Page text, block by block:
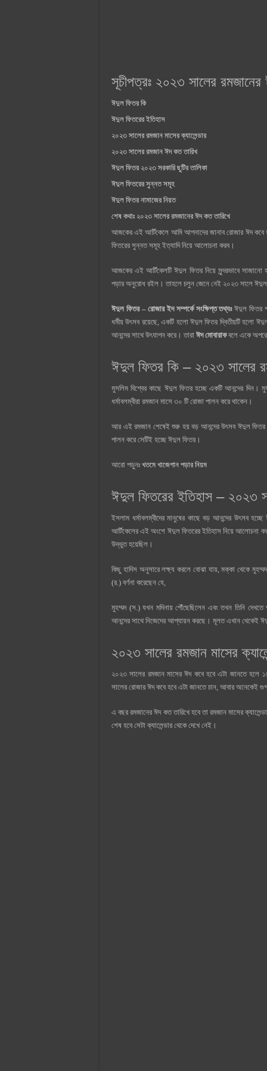
সূচীপত্রঃ ২০২৩ সালের
ঈদুল ফিতর কি
ঈদুল ফিতরের ইতিহাস
২০২৩ সালের রমজান মাসের ক্যালেন্ডার
২০২৩ সালের রমজান ঈদ কত তারিখ
ঈদুল ফিতর ২০২৩ সরকারি ছুটির তালিকা
ঈদুল ফিতরের সুন্নত সমূহ
ঈদুল ফিতর নামাজের নিয়ত
শেষ কথাঃ ২০২৩ সালের রমজানের ঈদ কত তারিখে
আজকের এই আর্টিকেলে আমি আপনাদের জানাব রোজার ঈদ
ফিতরের সুন্নত সমূহ ইত্যাদি নিয়ে আলোচনা করব।
আজকের এই আর্টিকেলটি ঈদুল ফিতর নিয়ে সুন্দরভাবে
পড়ার অনুরোধ রইল। তাহলে চলুন জেনে নেই ২০২৩ সালে ঈদুল
ঈদুল ফিতর – রোজার ইদ সম্পর্কে সংক্ষিপ্ত তথ্যঃঈদুল ফিতর
ধর্মীয় উৎসব রয়েছে, একটি হলো ঈদুল ফিতর দ্বিতীয়টি হলো
আনন্দের সাথে উৎযাপন করে। তারা ঈদ মোবারাকবলে একে
ঈদুল ফিতর কি – ২০২৩ সালের
মুসলিম বিশ্বের কাছে ঈদুল ফিতর হচ্ছে একটি আনন্দের দিন।
ধর্মাবলম্বীরা রমজান মাসে ৩০ টি রোজা পালন করে থাকেন।
আর এই রমজান শেষেই শুরু হয় বড় আনন্দের উৎসব ঈদুল
পালন করে সেটিই হচ্ছে ঈদুল ফিতর।
আরো পড়ুনঃ খতমে খাজেগান পড়ার নিয়ম
ঈদুল ফিতরের ইতিহাস – ২০২৩
ইসলাম ধর্মাবলম্বীদের মানুষের কাছে বড় আনন্দের উৎসব
আর্টিকেলের এই অংশে ঈদুল ফিতরের ইতিহাস নিয়ে আলোচনা
উদ্ভুত হয়েছিল।
কিছু হাদিস অনুসারে লক্ষ্য করলে বোঝা যায়, মক্কা থেকে
(র.) বর্ণনা করেছেন যে,
মুহম্মদ (স.) যখন মদিনায় পৌঁছেছিলেন এবং তখন তিনি দেখতে
আনন্দের সাথে নিজেদের আপ্যায়ন করছে। মূলত এখান থেকেই
২০২৩ সালের রমজান মাসের
২০২৩ সালের রমজান মাসের ঈদ কবে হবে এটা জানতে
সালের রোজার ঈদ কবে হবে এটা জানতে চান, আবার অনেকেই
এ বছর রমজানের ঈদ কত তারিখে হবে তা রমজান মাসের
শেষ হবে সেটা ক্যালেন্ডার থেকে দেখে নেই।